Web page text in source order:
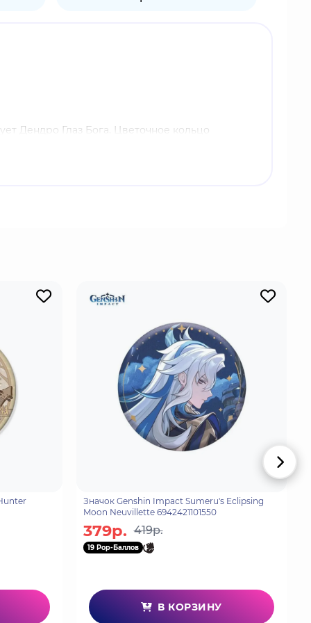
Дендро Глаз Бога. Цветочное кольцо
Значок Genshin Impact Sumeru's Eclipsing
Moon Neuvillette 6942421101550
379р. 419р.
19 Pop-Баллов
В КОРЗИНУ